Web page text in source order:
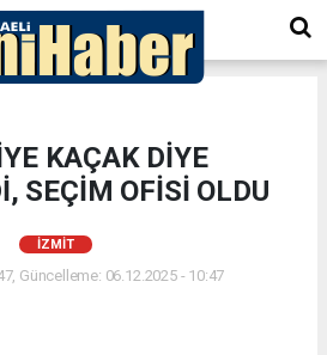
KAÇAK DİYE
SEÇİM OFİSİ OLDU
İZMİT
Güncelleme: 06.12.2025 - 10:47